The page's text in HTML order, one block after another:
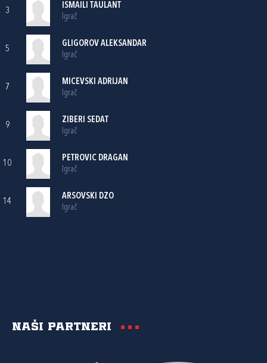
3
ISMAILI TAULANT
Igrač
5
GLIGOROV ALEKSANDAR
Igrač
7
MICEVSKI ADRIJAN
Igrač
9
ZIBERI SEDAT
Igrač
10
PETROVIC DRAGAN
Igrač
14
ARSOVSKI DZO
Igrač
Naši partneri